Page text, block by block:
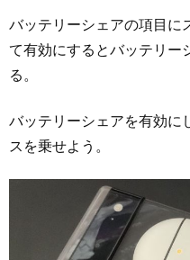
バッテリーシェアの項目に
て有効にするとバッテリー
る。
バッテリーシェアを有効に
スを乗せよう。